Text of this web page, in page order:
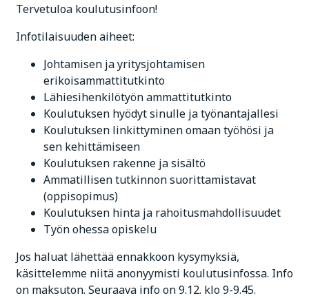
Tervetuloa koulutusinfoon!
Infotilaisuuden aiheet:
Johtamisen ja yritysjohtamisen
erikoisammattitutkinto
Lähiesihenkilötyön ammattitutkinto
Koulutuksen hyödyt sinulle ja työnantajallesi
Koulutuksen linkittyminen omaan työhösi ja
sen kehittämiseen
Koulutuksen rakenne ja sisältö
Ammatillisen tutkinnon suorittamistavat
(oppisopimus)
Koulutuksen hinta ja rahoitusmahdollisuudet
Työn ohessa opiskelu
Jos haluat lähettää ennakkoon kysymyksiä,
käsittelemme niitä anonyymisti koulutusinfossa. Info
on maksuton. Seuraava info on 9.12. klo 9-9.45.